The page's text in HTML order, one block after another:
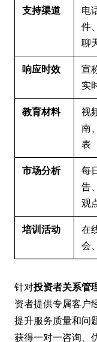
支持渠道
电
件
聊
响应时效
宣
实
教育材料
视
南
表
市场分析
每
告
观
培训活动
在
会
针对投资者关系管
资者提供专属客户
提升服务质量和问
获得一对一咨询、